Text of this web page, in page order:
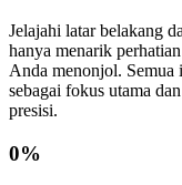
Jelajahi latar belakang
hanya menarik
Anda menonjol. Semua
sebagai fokus utama
presisi.
0%